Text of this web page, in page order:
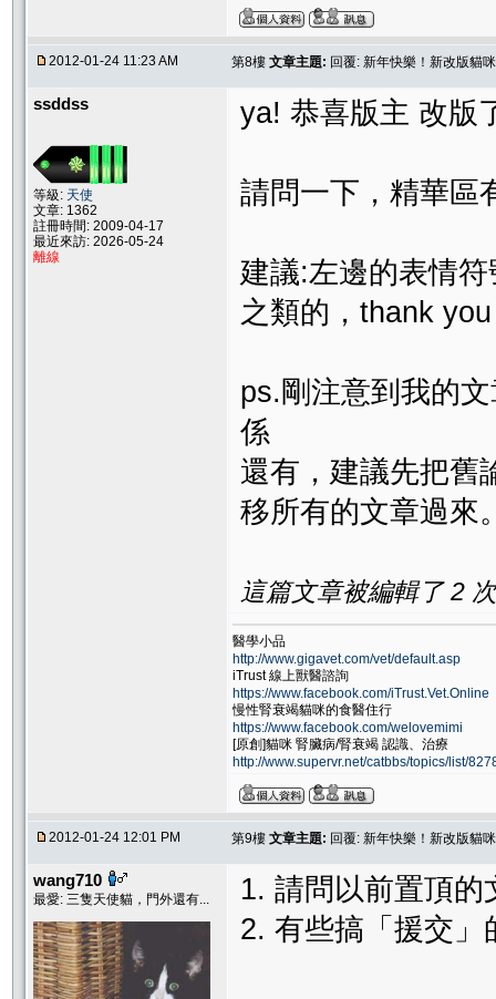
2012-01-24 11:23 AM 第8樓 文章主題: 回覆: 新年快樂！新改版貓
ssddss
等級: 天使
文章: 1362
註冊時間: 2009-04-17
最近來訪: 2026-05-24
離線
ya! 恭喜版主 改版
請問一下，精華區
建議:左邊的表情
之類的，thank you
ps.剛注意到我的
係
還有，建議先把舊
移所有的文章過來
這篇文章被編輯了 2
醫學小品
http://www.gigavet.com/vet/default.asp
iTrust 線上獸醫諮詢
https://www.facebook.com/iTrust.Vet.Online
慢性腎衰竭貓咪的食醫住行
https://www.facebook.com/welovemimi
[原創]貓咪 腎臟病/腎衰竭 認識、治療
http://www.supervr.net/catbbs/topics/list/
2012-01-24 12:01 PM 第9樓 文章主題: 回覆: 新年快樂！新改版貓
wang710
最愛: 三隻天使貓，門外還有...
1. 請問以前置頂
2. 有些搞「援交